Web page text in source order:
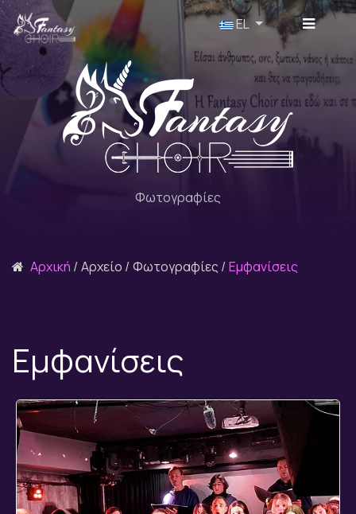
Επιλέξτε τη γλώσσα σας
EL
Φωτογραφίες
Αρχική Αρχείο Φωτογραφίες Εμφανίσεις
Εμφανίσεις